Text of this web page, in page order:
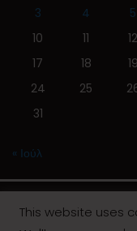
3
4 5
10
11 12
17
18 19
24
25
31
« Ιούλ
This website uses